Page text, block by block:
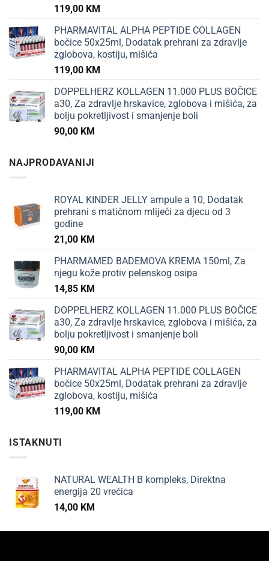
119,00 KM
PHARMAVITAL ALPHA PEPTIDE COLLAGEN
bočice 50x25ml, Dodatak prehrani za zdravlje
zglobova, kostiju, mišića
119,00 KM
DOPPELHERZ KOLLAGEN 11.000 PLUS BOČICE
a30, Za zdravlje hrskavice, zglobova i mišića, za
bolju pokretljivost i smanjenje boli
90,00 KM
NAJPRODAVANIJI
ROYAL KINDER JELLY ampule a 10, Dodatak
prehrani s matičnom mliječi za djecu od 3
godine
21,00 KM
PHARMAMED BADEMOVA KREMA 150ml, Za
njegu kože protiv pelenskog osipa
14,85 KM
DOPPELHERZ KOLLAGEN 11.000 PLUS BOČICE
a30, Za zdravlje hrskavice, zglobova i mišića, za
bolju pokretljivost i smanjenje boli
90,00 KM
PHARMAVITAL ALPHA PEPTIDE COLLAGEN
bočice 50x25ml, Dodatak prehrani za zdravlje
zglobova, kostiju, mišića
119,00 KM
ISTAKNUTI
NATURAL WEALTH B kompleks, Direktna
energija 20 vrećica
14,00 KM